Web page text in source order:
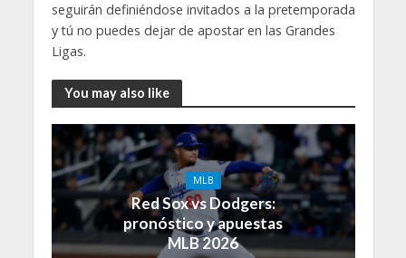
seguirán definiéndose invitados a la pretemporada
y tú no puedes dejar de apostar en las Grandes
Ligas.
You may also like
MLB
Red Sox vs Dodgers:
pronóstico y apuestas
MLB 2026